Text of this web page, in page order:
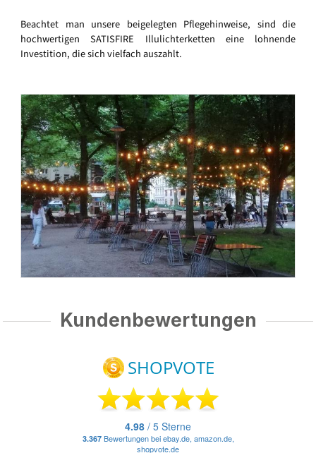
Beachtet man unsere beigelegten Pflegehinweise, sind die
hochwertigen SATISFIRE Illulichterketten eine lohnende
Investition, die sich vielfach auszahlt.
Kundenbewertungen